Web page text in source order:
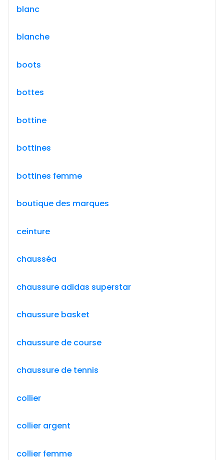
blanc
blanche
boots
bottes
bottine
bottines
bottines femme
boutique des marques
ceinture
chausséa
chaussure adidas superstar
chaussure basket
chaussure de course
chaussure de tennis
collier
collier argent
collier femme